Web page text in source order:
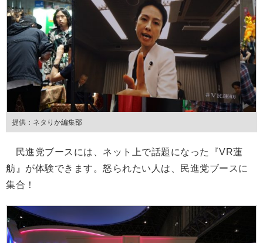
提供：ネタりか編集部
民進党ブースには、ネット上で話題になった『VR蓮
舫』が体験できます。怒られたい人は、民進党ブースに
集合！